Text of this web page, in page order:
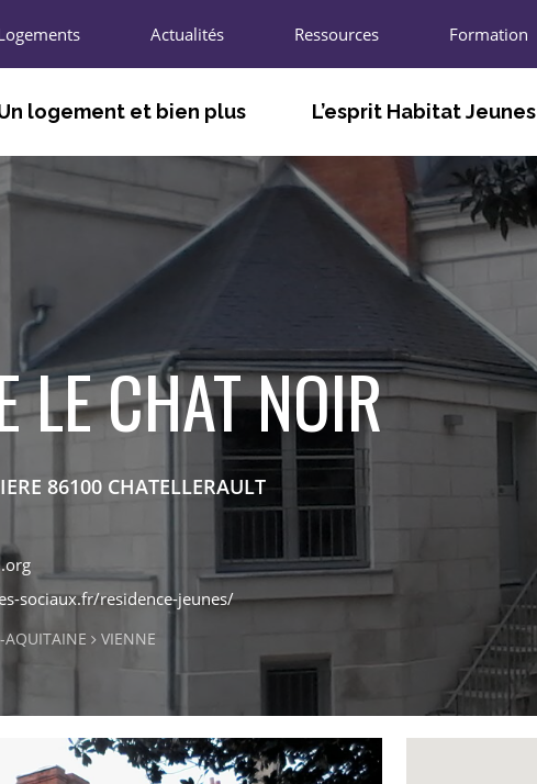
Actualités Ressources Formation
logement et bien plus
DÉCOUVRIR
L’esprit Habitat Jeunes
FACILITER LE VIVRE ET LE FAIRE
ENSEMBLE
S’ADAPTER AUX BESOINS DES
JEUNES ET DES TERRITOIRES
AGIR POUR L’INNOVATION SOCIALE
PARTICIPER À LA VIE LOCALE ET
ÉCONOMIQUE
LE CHAT NOIR
86100 CHATELLERAULT
sociaux.fr/residence-jeunes/
AQUITAINE VIENNE